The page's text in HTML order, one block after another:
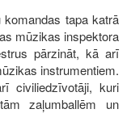
tapa katrā
mūzikas inspektora
pārzināt, kā arī
instrumentiem.
civiliedzīvotāji, kuri
zaļumballēm un